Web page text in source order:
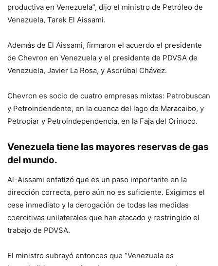
productiva en Venezuela”, dijo el ministro de Petróleo de
Venezuela, Tarek El Aissami.
Además de El Aissami, firmaron el acuerdo el presidente
de Chevron en Venezuela y el presidente de PDVSA de
Venezuela, Javier La Rosa, y Asdrúbal Chávez.
Chevron es socio de cuatro empresas mixtas: Petrobuscan
y Petroindendente, en la cuenca del lago de Maracaibo, y
Petropiar y Petroindependencia, en la Faja del Orinoco.
Venezuela tiene las mayores reservas de gas
del mundo.
Al-Aissami enfatizó que es un paso importante en la
dirección correcta, pero aún no es suficiente. Exigimos el
cese inmediato y la derogación de todas las medidas
coercitivas unilaterales que han atacado y restringido el
trabajo de PDVSA.
El ministro subrayó entonces que “Venezuela es